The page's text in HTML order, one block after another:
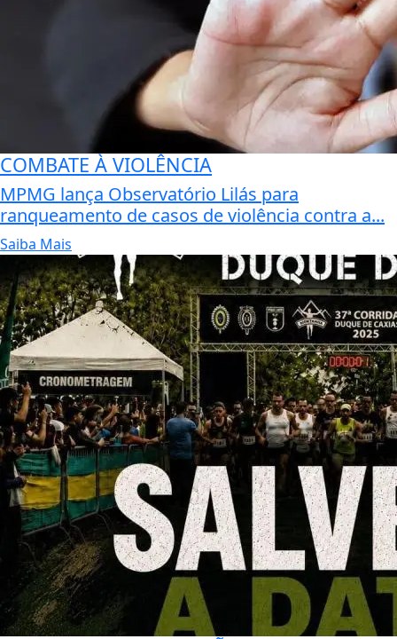
COMBATE À VIOLÊNCIA
MPMG lança Observatório Lilás para
ranqueamento de casos de violência contra a...
Saiba Mais